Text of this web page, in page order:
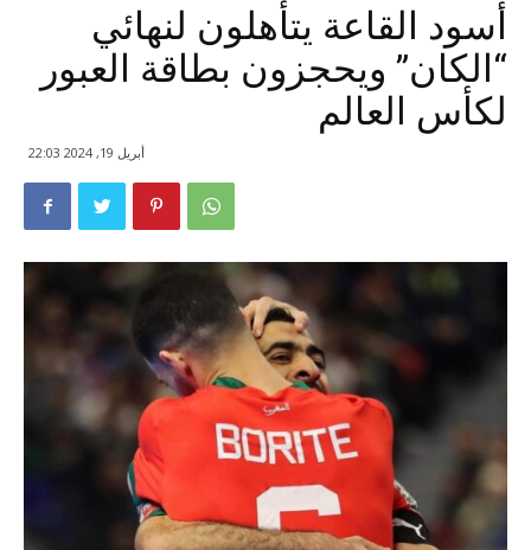
أسود القاعة يتأهلون لنهائي
“الكان” ويحجزون بطاقة العبور
لكأس العالم
أبريل 19, 2024 22:03